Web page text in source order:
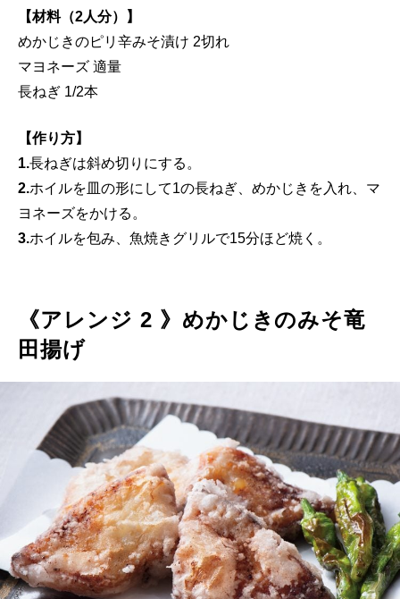
【材料（2人分）】
めかじきのピリ辛みそ漬け 2切れ
マヨネーズ 適量
長ねぎ 1/2本
【作り方】
1.長ねぎは斜め切りにする。
2.ホイルを皿の形にして1の長ねぎ、めかじきを入れ、マ
ヨネーズをかける。
3.ホイルを包み、魚焼きグリルで15分ほど焼く。
《アレンジ 2 》めかじきのみそ竜
田揚げ